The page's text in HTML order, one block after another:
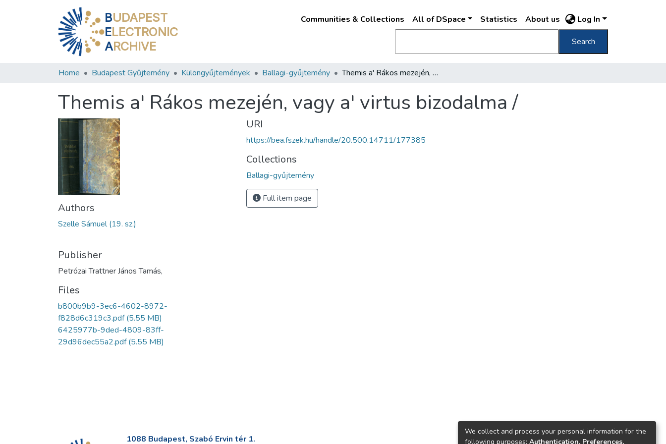
BUDAPEST
ELECTRONIC
ARCHIVE
Communities & Collections All of DSpace Statistics About us Log In
Search
Home Budapest Gyűjtemény Különgyűjtemények Ballagi-gyűjtemény Themis a' Rákos mezején, vagy a' virtus bizodalma /
Themis a' Rákos mezején, vagy a' virtus bizodalma /
Authors
Szelle Sámuel (19. sz.)
Publisher
Petrózai Trattner János Tamás,
Files
b800b9b9-3ec6-4602-8972-
f828d6c319c3.pdf(5.55 MB)
6425977b-9ded-4809-83ff-
29d96dec55a2.pdf(5.55 MB)
URI
https://bea.fszek.hu/handle/20.500.14711/177385
Collections
Ballagi-gyűjtemény
Full item page
1088 Budapest, Szabó Ervin tér 1.
We collect and process your personal information for the
following purposes: Authentication, Preferences,